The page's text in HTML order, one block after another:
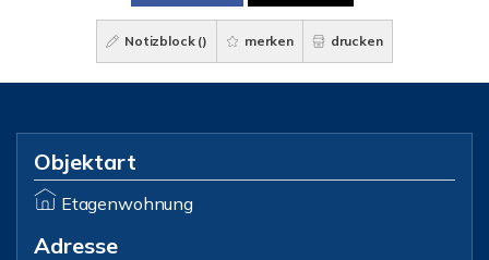
Notizblock () merken drucken
Objektart
Etagenwohnung
Adresse